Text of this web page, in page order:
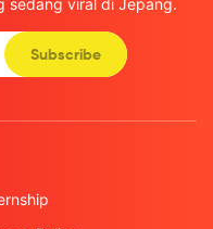
sedang viral di Jepang.
Subscribe